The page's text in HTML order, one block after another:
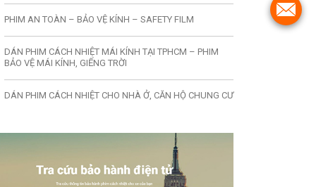
PHIM AN TOÀN – BẢO VỆ KÍNH – SAFETY FILM
DÁN PHIM CÁCH NHIỆT MÁI KÍNH TẠI TPHCM – PHIM
BẢO VỆ MÁI KÍNH, GIẾNG TRỜI
DÁN PHIM CÁCH NHIỆT CHO NHÀ Ở, CĂN HỘ CHUNG CƯ